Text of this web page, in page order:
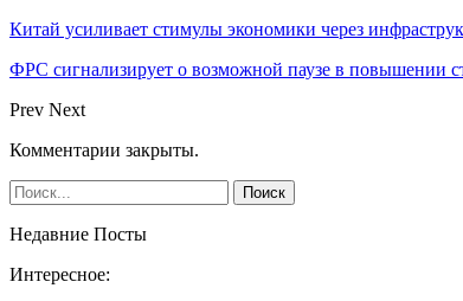
Китай усиливает стимулы экономики через
ФРС сигнализирует о возможной паузе в повышении
Prev Next
Комментарии закрыты.
Недавние Посты
Интересное: